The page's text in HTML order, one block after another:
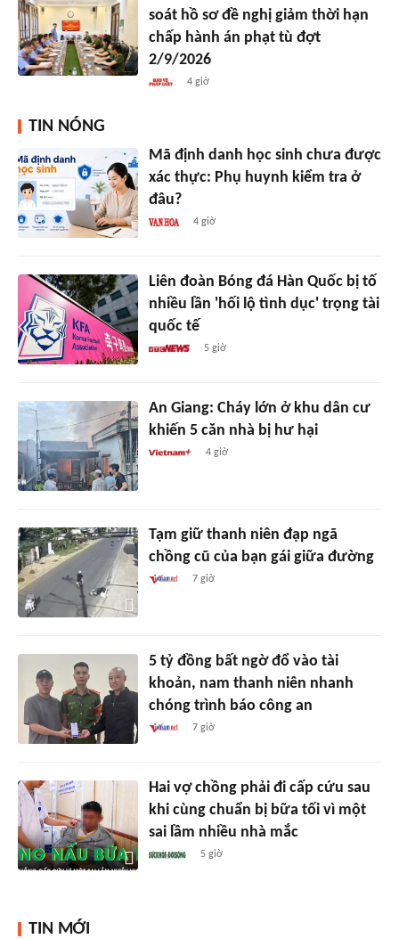
soát hồ sơ đề nghị giảm thời hạn
chấp hành án phạt tù đợt
2/9/2026
4 giờ
TIN NÓNG
Mã định danh học sinh chưa được
xác thực: Phụ huynh kiểm tra ở
đâu?
4 giờ
Liên đoàn Bóng đá Hàn Quốc bị tố
nhiều lần 'hối lộ tình dục' trọng tài
quốc tế
5 giờ
An Giang: Cháy lớn ở khu dân cư
khiến 5 căn nhà bị hư hại
4 giờ
Tạm giữ thanh niên đạp ngã
chồng cũ của bạn gái giữa đường
7 giờ
5 tỷ đồng bất ngờ đổ vào tài
khoản, nam thanh niên nhanh
chóng trình báo công an
7 giờ
Hai vợ chồng phải đi cấp cứu sau
khi cùng chuẩn bị bữa tối vì một
sai lầm nhiều nhà mắc
5 giờ
TIN MỚI